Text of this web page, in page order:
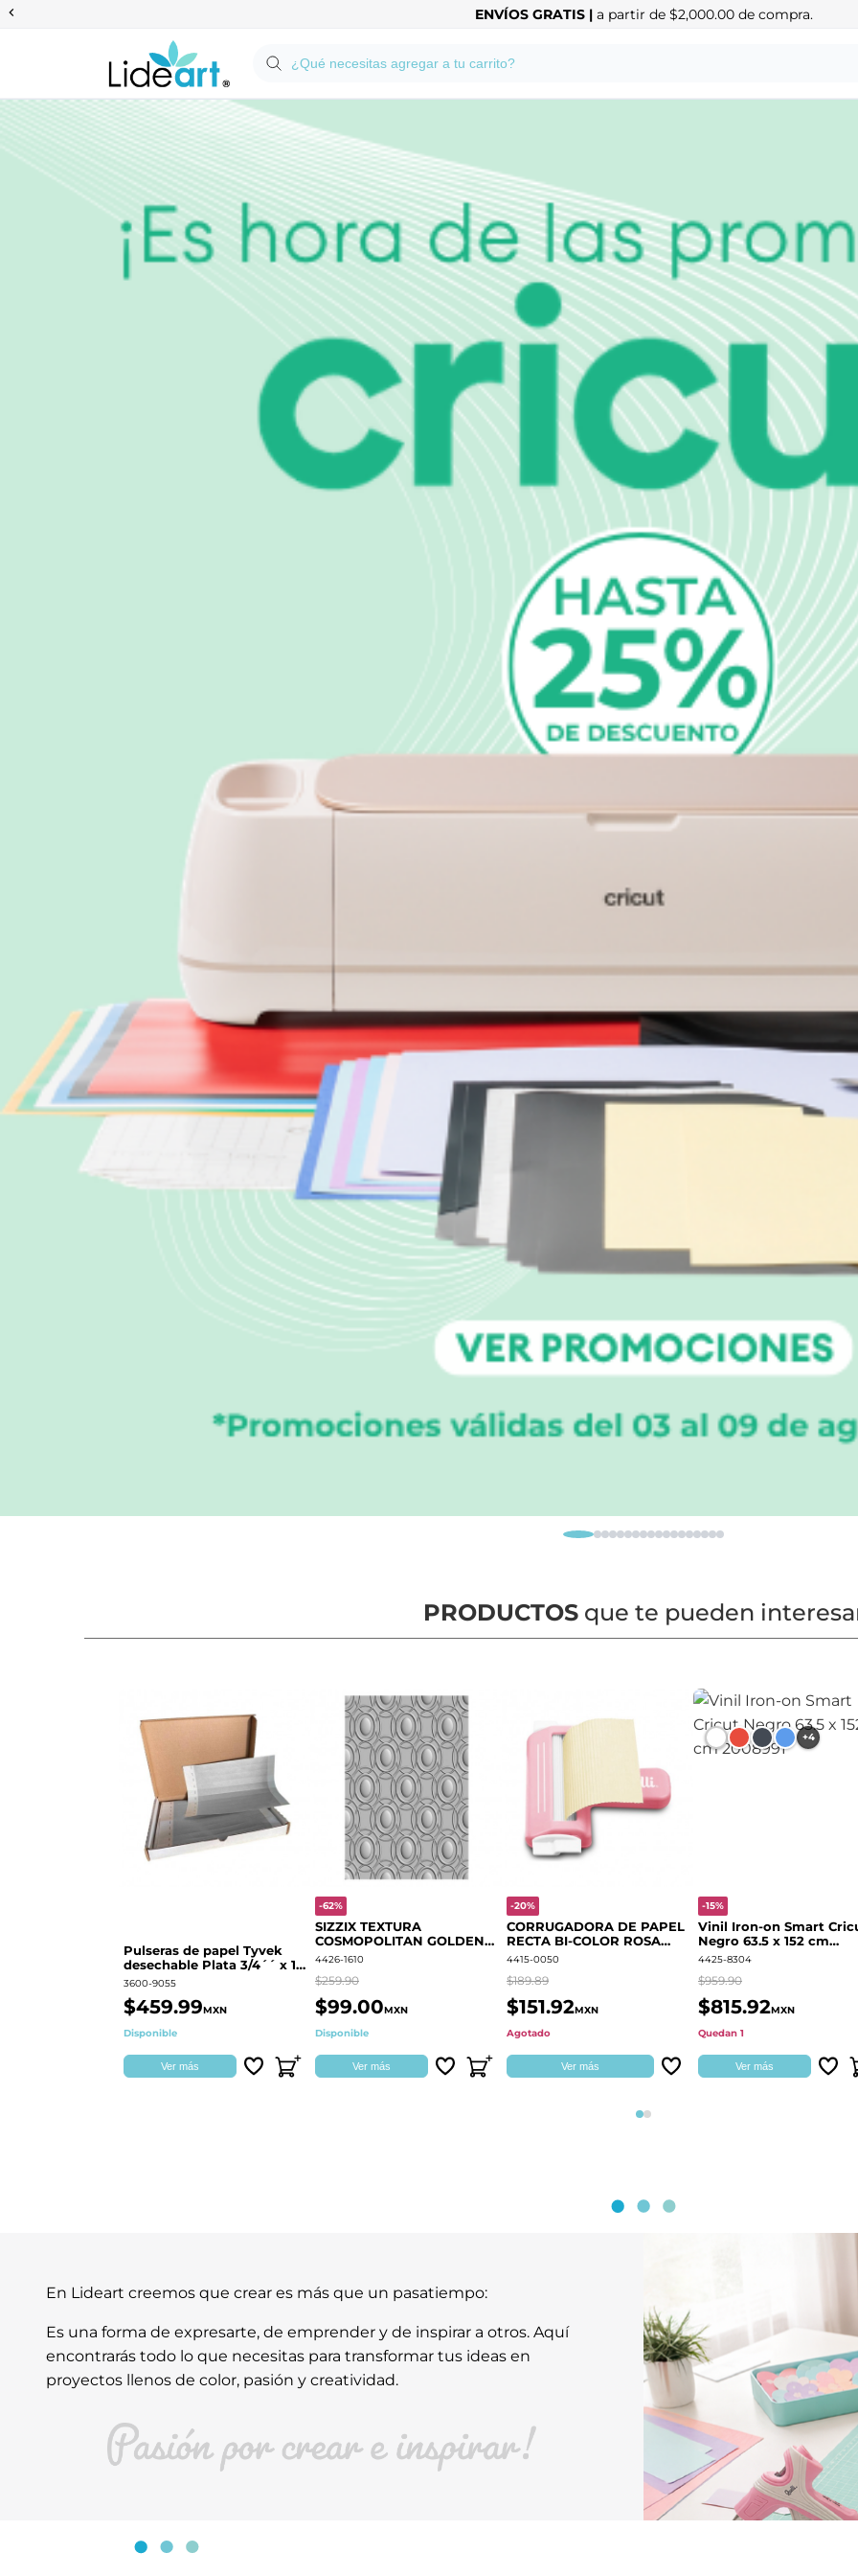
Anterior ENVÍOS GRATIS | a partir de $2,000.00 de compra.
PRODUCTOSque te pueden
Pulseras de papel Tyvek
desechable Plata 3/4´´ x 10
´´
3600-9055
$459.99MXN
Disponible
Ver más
-62%
SIZZIX TEXTURA
COSMOPOLITAN GOLDEN
RINGS S.PARK 666700
4426-1610
$259.90
$99.00MXN
Disponible
Ver más
-20%
CORRUGADORA DE PAPEL
RECTA BI-COLOR ROSA
QUELLI
4415-0050
$189.89
$151.92MXN
Agotado
Ver más
+4
-15%
Vinil Iron-on Smart
Negro 63.5 x 152 cm
2008991
4425-8304
$959.90
$815.92MXN
Quedan 1
Ver más
Página 1
Página 2
En Lideart creemos que crear es más que un pasatiempo:
Es una forma de expresarte, de emprender y de inspirar a otros. Aquí
encontrarás todo lo que necesitas para transformar tus ideas en
proyectos llenos de color, pasión y creatividad.